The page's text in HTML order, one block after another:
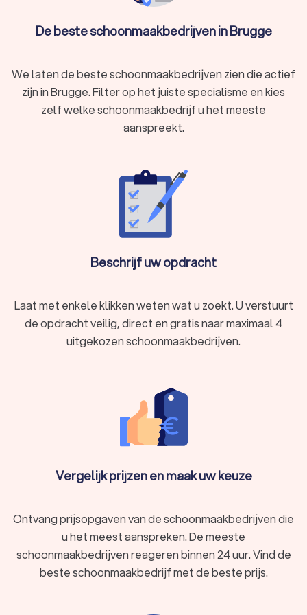
We kunnen je ook helpen door direct prijsopgaven aan te
eenvoudig de schoonmakers vergelijken en het
De beste schoonmaakbedrijven in Brugge
We laten de beste schoonmaakbedrijven zien die actief
zijn in Brugge. Filter op het juiste specialisme en kies
zelf welke schoonmaakbedrijf u het meeste
aanspreekt.
Beschrijf uw opdracht
Laat met enkele klikken weten wat u zoekt. U verstuurt
de opdracht veilig, direct en gratis naar maximaal 4
uitgekozen schoonmaakbedrijven.
Vergelijk prijzen en maak uw keuze
Ontvang prijsopgaven van de schoonmaakbedrijven die
u het meest aanspreken. De meeste
schoonmaakbedrijven reageren binnen 24 uur. Vind de
beste schoonmaakbedrijf met de beste prijs.